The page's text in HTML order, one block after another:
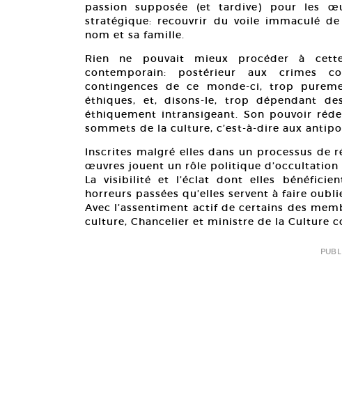
passion supposée (et tardive) pour les
stratégique: recouvrir du voile immaculé
nom et sa famille.
Rien ne pouvait mieux procéder à
contemporain: postérieur aux crimes
contingences de ce monde-ci, trop
éthiques, et, disons-le, trop dépendant
éthiquement intransigeant. Son pouvoir
sommets de la culture, c’est-à-dire aux
Inscrites malgré elles dans un processus de
œuvres jouent un rôle politique d’occultation
La visibilité et l’éclat dont elles
horreurs passées qu’elles servent à faire
Avec l’assentiment actif de certains des
culture, Chancelier et ministre de la Culture